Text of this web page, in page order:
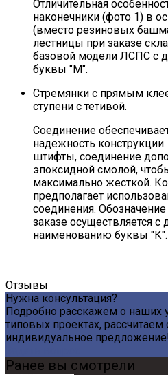
Отличительная
наконечники (фото 1) в
(вместо резиновых
лестницы при заказе
базовой модели ЛСПС с
буквы "М".
Стремянки с прямым
ступени с тетивой.
Соединение
надежность
штифты, соединение
эпоксидной смолой,
максимально жесткой.
предполагает
соединения.
заказе осуществляется
наименованию буквы "К".
Отзывы
Нужна консультация?
Подробно расскажем о наших
типовых проектах,
индивидуальное предложение!
Ранее вы смотрели